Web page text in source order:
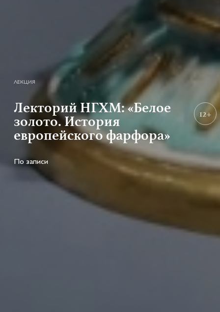
ЛЕКЦИЯ
Лекторий НГХМ: «Белое
золото. История
европейского фарфора»
По записи
12+